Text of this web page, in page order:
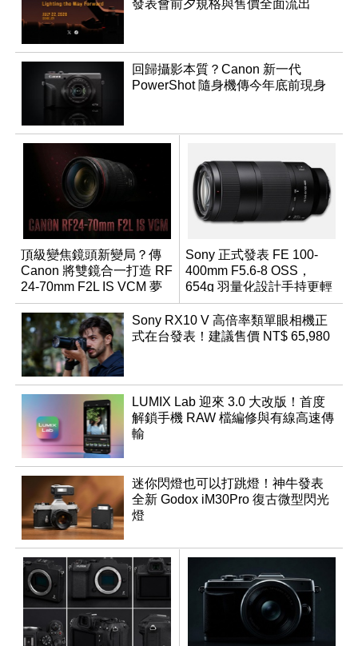
發表會前夕規格與售價全面流出
回歸攝影本質？Canon 新一代
PowerShot 隨身機傳今年底前現身
頂級變焦鏡頭新變局？傳
Canon 將雙鏡合一打造 RF
24-70mm F2L IS VCM 夢
幻規格
Sony 正式發表 FE 100-
400mm F5.6-8 OSS，
654g 羽量化設計手持更輕
鬆
Sony RX10 V 高倍率類單眼相機正
式在台發表！建議售價 NT$ 65,980
LUMIX Lab 迎來 3.0 大改版！首度
解鎖手機 RAW 檔編修與有線高速傳
輸
迷你閃燈也可以打跳燈！神牛發表
全新 Godox iM30Pro 復古微型閃光
燈